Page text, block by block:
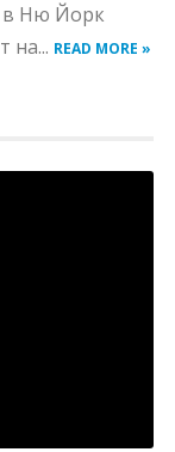
в Ню Йорк
на... READ MORE »